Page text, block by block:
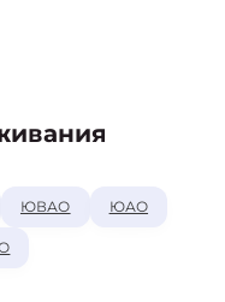
ЮВАО ЮАО